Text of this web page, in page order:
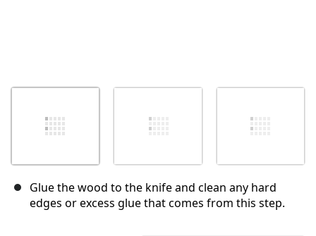
Glue the wood to the knife and clean any hard
edges or excess glue that comes from this step.